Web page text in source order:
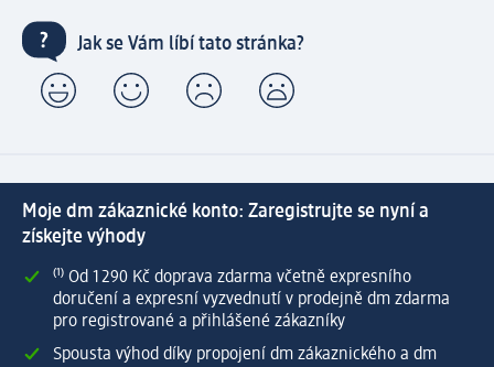
Jak se Vám líbí tato stránka?
Moje dm zákaznické konto: Zaregistrujte se nyní a
získejte výhody
⁽¹⁾ Od 1 290 Kč doprava zdarma včetně expresního
doručení a expresní vyzvednutí v prodejně dm zdarma
pro registrované a přihlášené zákazníky
Spousta výhod díky propojení dm zákaznického a dm